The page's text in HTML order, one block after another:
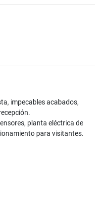
impecables acabados,
planta eléctrica de
para visitantes.